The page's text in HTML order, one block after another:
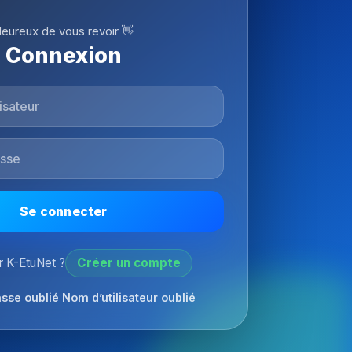
de vous revoir 👋
Connexion
Se connecter
K-EtuNet ? Créer un compte
oublié Nom d’utilisateur oublié